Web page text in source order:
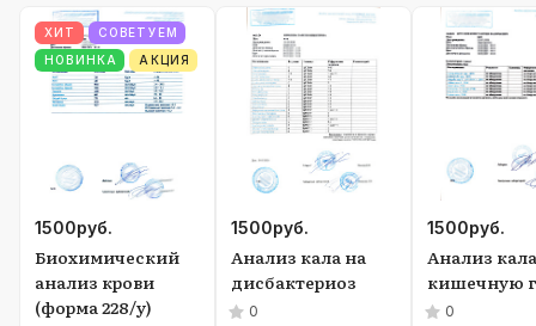
ХИТ
СОВЕТУЕМ
НОВИНКА
АКЦИЯ
1500руб.
Биохимический
анализ крови
(форма 228/у)
1500руб.
Анализ кала на
дисбактериоз
0
1500руб.
Анализ
кишечную
0